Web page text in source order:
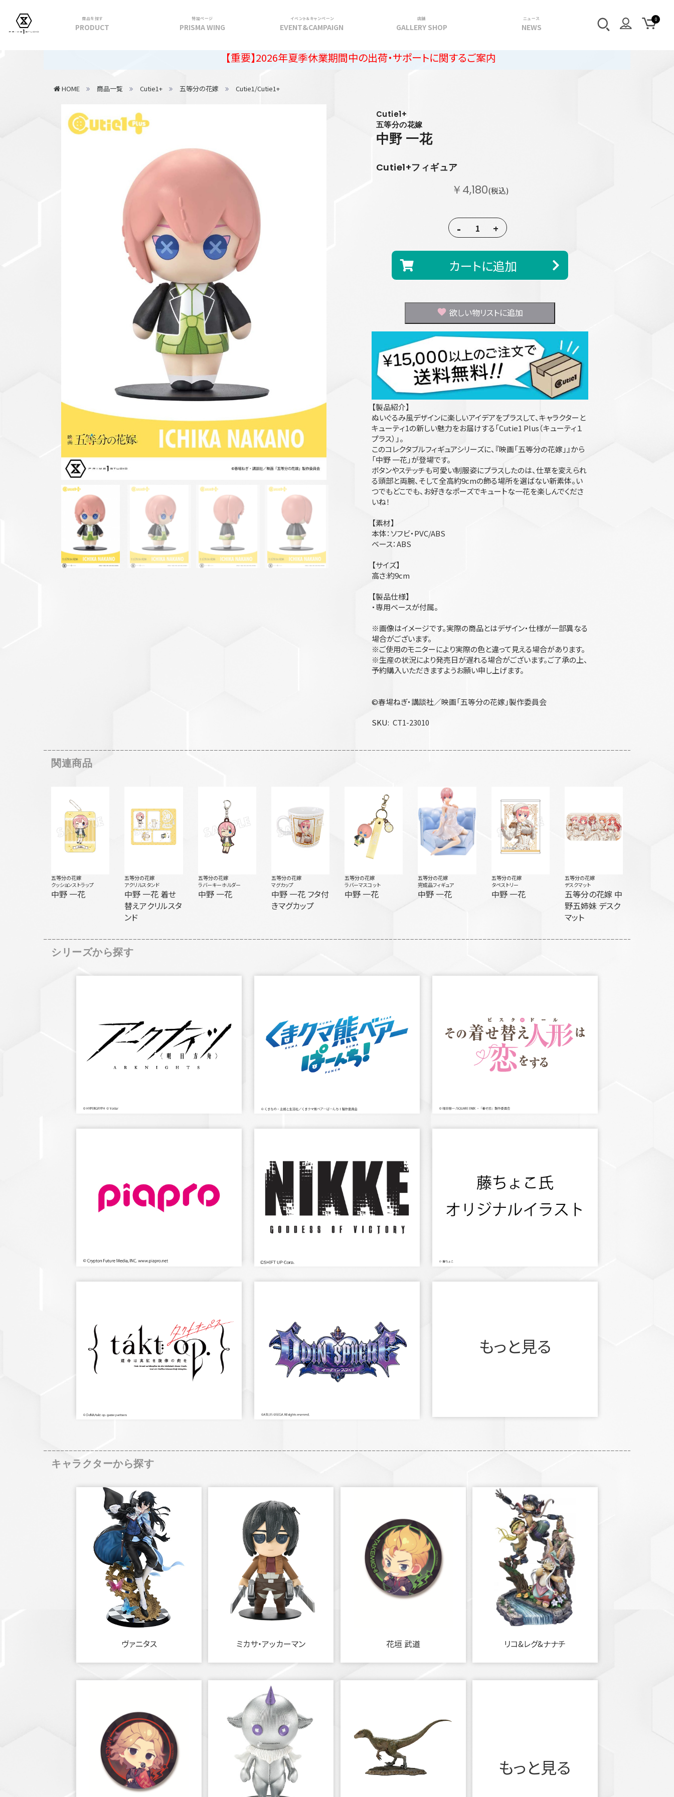
商品を探す
PRODUCT
PRIME 1 STATUE
PRIME COLLECTIBLE FIGURE
VIEW ALL...
スタチューはこち
特設ページ
PRISMA WING
イベント＆キャンペーン
EVENT&CAMPAIGN
店舗
GALLERY SHOP
ニュース
NEWS
【重要】2026年夏季休業期間中の出荷・サポートに関するご案内
HOME 商品一覧 Cutie1+ 五等分の花嫁 Cutie1/Cutie1+
Cutie1+
五等分の花嫁
中野 一花
Cutie1+フィギュア
￥4,180(税込)
- +
カートに追加
欲しい物リストに追加
【製品紹介】
ぬいぐるみ風デザインに楽しいアイデアをプラスして、キャラクターと
キューティ1の新しい魅力をお届けする「Cutie1 Plus（キューティ１
プラス）」。
このコレクタブルフィギュアシリーズに、『映画「五等分の花嫁」』から
「中野 一花」が登場です。
ボタンやステッチも可愛い制服姿にプラスしたのは、仕草を変えられ
る頭部と両腕、そして全高約9cmの飾る場所を選ばない新素体。い
つでもどこでも、お好きなポーズでキュートな一花を楽しんでくださ
いね！
【素材】
本体：ソフビ・PVC/ABS
ベース：ABS
【サイズ】
高さ:約9cm
【製品仕様】
・専用ベースが付属。
※画像はイメージです。実際の商品とはデザイン・仕様が一部異なる
場合がございます。
※ご使用のモニターにより実際の色と違って見える場合があります。
※生産の状況により発売日が遅れる場合がございます。ご了承の上、
予約購入いただきますようお願い申し上げます。
©春場ねぎ・講談社／映画「五等分の花嫁」製作委員会
SKU CT1-23010
関連商品
五等分の花嫁
クッションストラップ
中野 一花
五等分の花嫁
アクリルスタンド
中野 一花 着せ
替えアクリルスタ
ンド
五等分の花嫁
ラバーキーホルダー
中野 一花
五等分の花嫁
マグカップ
中野 一花 フタ付
きマグカップ
五等分の花嫁
ラバーマスコット
中野 一花
五等分の花嫁
完成品フィギュア
中野 一花
五等分の花嫁
タペストリー
中野 一花
五等分の花嫁
デスクマット
五等分の花嫁 中
野五姉妹 デスク
マット
シリーズから探す
もっと見る
キャラクターから探す
ヴァニタス ミカサ・アッカーマン 花垣 武道 リコ&レグ&ナナチ
もっと見る